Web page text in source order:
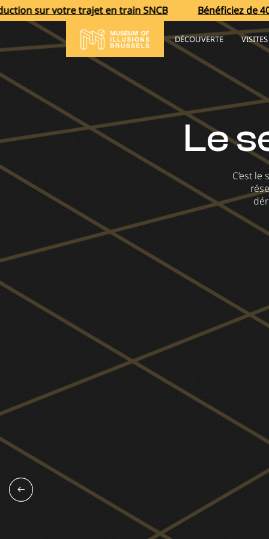
trajet en train SNCB Bénéficiez de 40 % de
DÉCOUVERTE
Le
C’est